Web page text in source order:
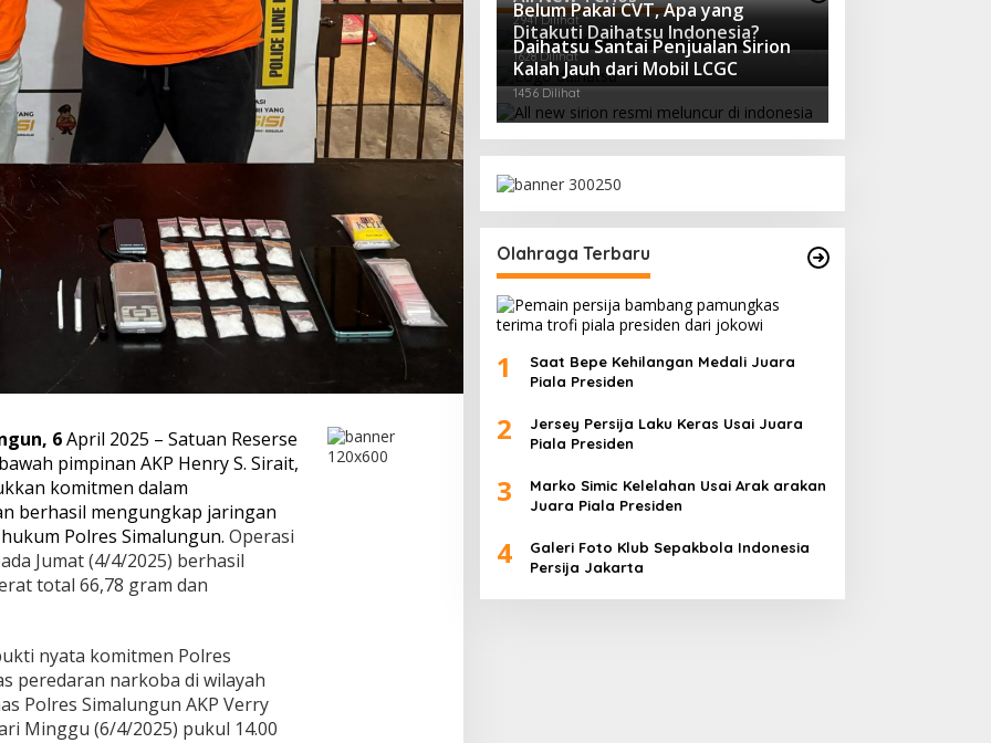
6April 2025 – Satuan Reserse
pimpinan AKP Henry S. Sirait,
komitmen dalam
berhasil mengungkap jaringan
Polres Simalungun. Operasi
Jumat (4/4/2025) berhasil
total 66,78 gram dan
nyata komitmen Polres
peredaran narkoba di wilayah
Polres Simalungun AKP Verry
Minggu (6/4/2025) pukul 14.00
2941 Dilihat
Belum Pakai CVT, Apa yang
Ditakuti Daihatsu Indonesia?
1628 Dilihat
Daihatsu Santai Penjualan Sirion
Kalah Jauh dari Mobil LCGC
1456 Dilihat
Olahraga Terbaru
1
Saat Bepe Kehilangan Medali Juara
Piala Presiden
2
Jersey Persija Laku Keras Usai Juara
Piala Presiden
3
Marko Simic Kelelahan Usai Arak arakan
Juara Piala Presiden
4
Galeri Foto Klub Sepakbola Indonesia
Persija Jakarta